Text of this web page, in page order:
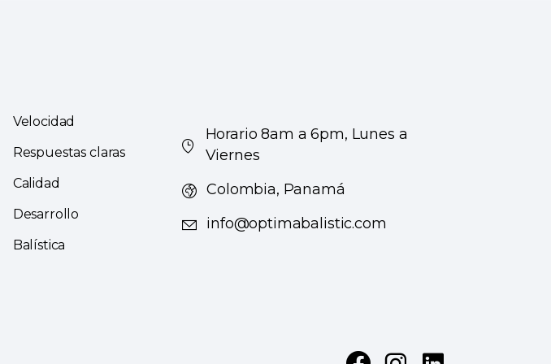
Velocidad
Respuestas claras
Calidad
Desarrollo
Balística
Horario 8am a 6pm, Lunes a
Viernes
Colombia, Panamá
info@optimabalistic.com